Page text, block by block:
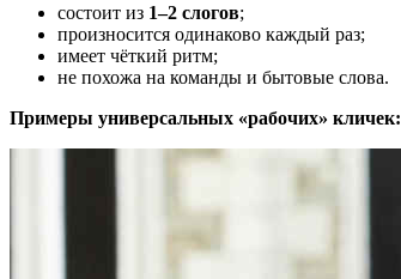
состоит из 1–2 слогов;
произносится одинаково каждый раз;
имеет чёткий ритм;
не похожа на команды и бытовые слова.
Примеры универсальных «рабочих» кличек: